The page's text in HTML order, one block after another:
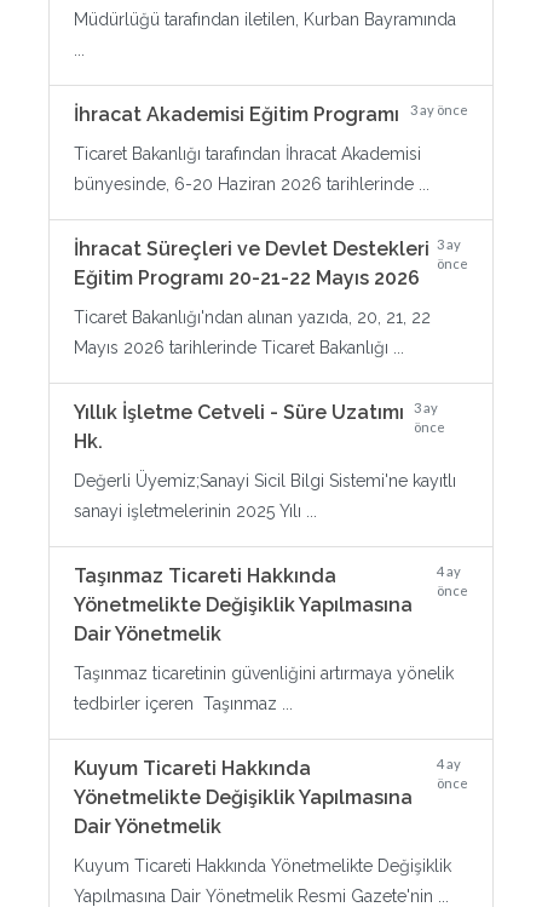
Müdürlüğü tarafından iletilen, Kurban Bayramında
İhracat Akademisi Eğitim Programı 3 ay önce
Ticaret Bakanlığı tarafından İhracat Akademisi
bünyesinde, 6-20 Haziran 2026 tarihlerinde ...
İhracat Süreçleri ve Devlet Destekleri
Eğitim Programı 20-21-22 Mayıs 2026
3 ay
önce
Ticaret Bakanlığı'ndan alınan yazıda, 20, 21, 22
Mayıs 2026 tarihlerinde Ticaret Bakanlığı ...
Yıllık İşletme Cetveli - Süre Uzatımı
Hk.
3 ay
önce
Değerli Üyemiz;Sanayi Sicil Bilgi Sistemi'ne kayıtlı
sanayi işletmelerinin 2025 Yılı ...
Taşınmaz Ticareti Hakkında
Yönetmelikte Değişiklik Yapılmasına
Dair Yönetmelik
4 ay
önce
Taşınmaz ticaretinin güvenliğini artırmaya yönelik
tedbirler içeren Taşınmaz ...
Kuyum Ticareti Hakkında
Yönetmelikte Değişiklik Yapılmasına
Dair Yönetmelik
4 ay
önce
Kuyum Ticareti Hakkında Yönetmelikte Değişiklik
Yapılmasına Dair Yönetmelik Resmi Gazete'nin ...